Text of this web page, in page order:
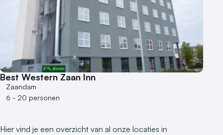
Best Western Zaan Inn
Zaandam
6 - 20 personen
Hier vind je een overzicht van al onze locaties in